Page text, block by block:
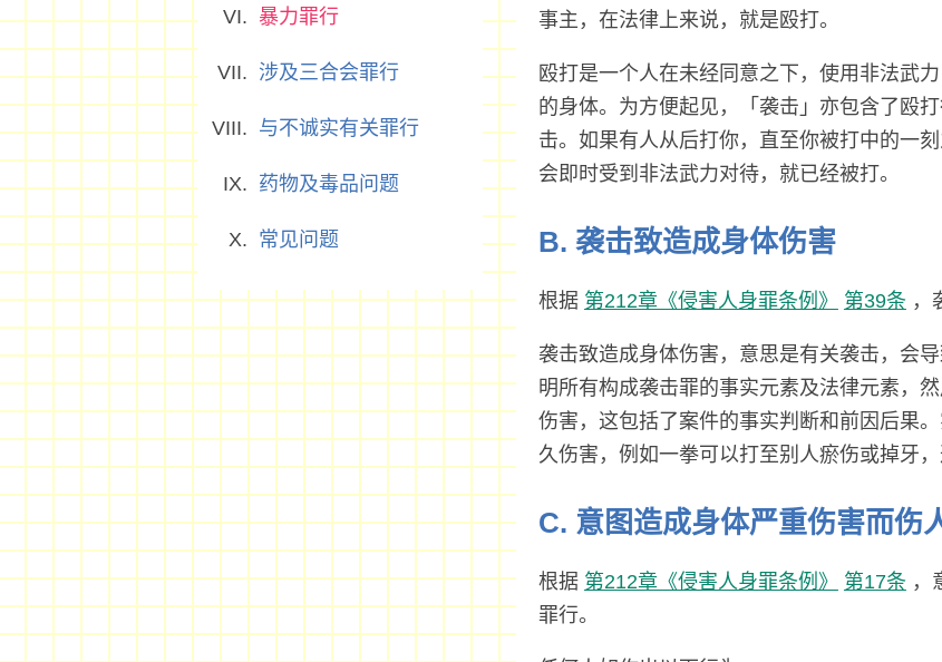
事主，在法律上来说，就是殴打。
殴打是一个人在未经同意之下，使用非法武
的身体。为方便起见，「袭击」亦包含了殴
击。如果有人从后打你，直至你被打中的一
会即时受到非法武力对待，就已经被打。
B. 袭击致造成身体伤害
根据 第212章《侵害人身罪条例》 第39条，
袭击致造成身体伤害，意思是有关袭击，会
明所有构成袭击罪的事实元素及法律元素，
伤害，这包括了案件的事实判断和前因后果
久伤害，例如一拳可以打至别人瘀伤或掉牙
C. 意图造成身体严重伤害而伤
根据 第212章《侵害人身罪条例》 第17条，
罪行。
暴力罪行
涉及三合会罪行
与不诚实有关罪行
药物及毒品问题
常见问题